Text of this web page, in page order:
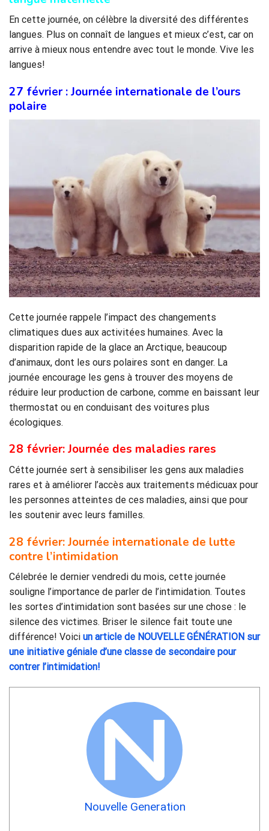
En cette journée, on célèbre la diversité des différentes
langues. Plus on connaît de langues et mieux c’est, car on
arrive à mieux nous entendre avec tout le monde. Vive les
langues!
27 février : Journée internationale de l’ours
polaire
Cette journée rappele l’impact des changements
climatiques dues aux activitées humaines. Avec la
disparition rapide de la glace an Arctique, beaucoup
d’animaux, dont les ours polaires sont en danger. La
journée encourage les gens à trouver des moyens de
réduire leur production de carbone, comme en baissant leur
thermostat ou en conduisant des voitures plus
écologiques.
28 février: Journée des maladies rares
Cétte journée sert à sensibiliser les gens aux maladies
rares et à améliorer l’accès aux traitements médicuax pour
les personnes atteintes de ces maladies, ainsi que pour
les soutenir avec leurs familles.
28 février: Journée internationale de lutte
contre l’intimidation
Célebrée le dernier vendredi du mois, cette journée
souligne l’importance de parler de l’intimidation. Toutes
les sortes d’intimidation sont basées sur une chose : le
silence des victimes. Briser le silence fait toute une
différence! Voici un article de NOUVELLE GÉNÉRATION sur
une initiative géniale d’une classe de secondaire pour
contrer l’intimidation!
Nouvelle Generation